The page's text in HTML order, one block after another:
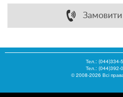
Замовити
Тел.: (044)334-
Тел.: (044)392-
© 2008-2026 Всі